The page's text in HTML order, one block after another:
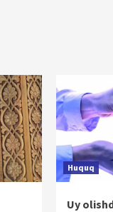
Huquq
Uy